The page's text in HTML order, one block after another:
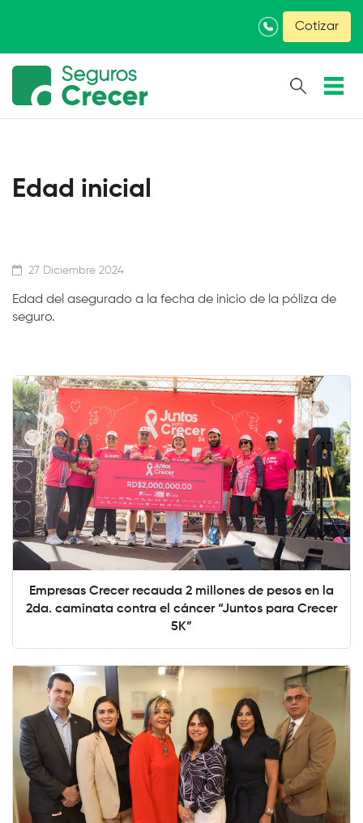
Cotizar
×
Edad inicial
27 Diciembre 2024
Edad del asegurado a la fecha de inicio de la póliza de
seguro.
Empresas Crecer recauda 2 millones de pesos en la
2da. caminata contra el cáncer “Juntos para Crecer
5K”